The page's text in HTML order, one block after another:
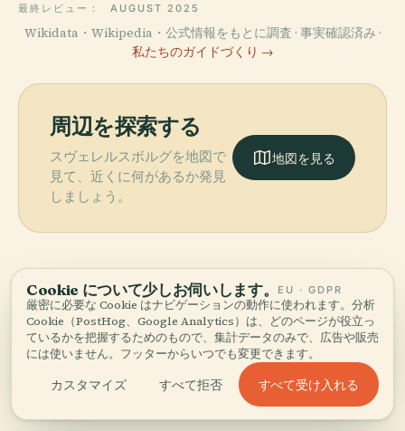
最終レビュー： AUGUST 2025
Wikidata・Wikipedia・公式情報をもとに調査 · 事実確認済み ·
私たちのガイドづくり →
周辺を探索する
スヴェレルスボルグを地図で
見て、近くに何があるか発見
しましょう。
地図を見る
More inベルゲン.
発見すべき38スポット — いくつかは組み合わせる価値があ
ります。
セントメアリー
PLACE
ファントフト・
スターヴ教会
PLACE
館
PLACE
ベルゲンフス
Cookie について少しお伺いします。 EU · GDPR
厳密に必要な Cookie はナビゲーションの動作に使われます。分析
Cookie（PostHog、Google Analytics）は、どのページが役立っ
ているかを把握するためのもので、集計データのみで、広告や販売
には使いません。フッターからいつでも変更できます。
カスタマイズ すべて拒否 すべて受け入れる